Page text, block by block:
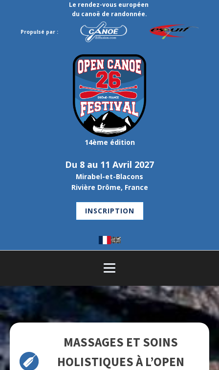
Le rendez-vous européen
du canoë de randonnée.
Propulsé par :
14ème édition
Du 8 au 11 Avril 2027
Mirabel-et-Blacons
Rivière Drôme, France
INSCRIPTION
MASSAGES ET SOINS
HOLISTIQUES À L’OPEN